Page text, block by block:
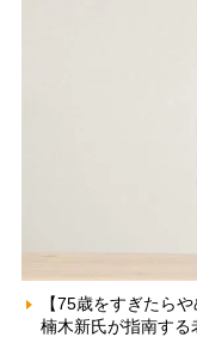
【75歳をすぎたら
楠木新氏が指南す